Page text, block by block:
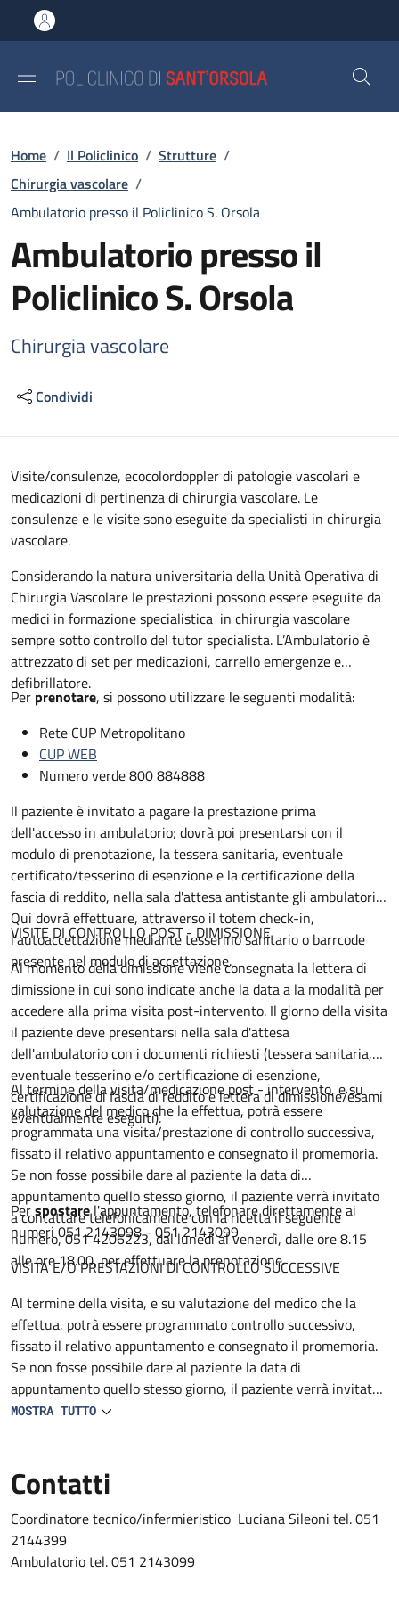
al contenuto principale
to footer content
Briciole di pane
Home / Il Policlinico / Strutture /
Chirurgia vascolare /
Ambulatorio presso il Policlinico S. Orsola
Ambulatorio presso il
Policlinico S. Orsola
Chirurgia vascolare
Condividi
Descrizione
Visite/consulenze, ecocolordoppler di patologie vascolari e
medicazioni di pertinenza di chirurgia vascolare. Le
consulenze e le visite sono eseguite da specialisti in chirurgia
vascolare.
Considerando la natura universitaria della Unità Operativa di
Chirurgia Vascolare le prestazioni possono essere eseguite da
medici in formazione specialistica in chirurgia vascolare
sempre sotto controllo del tutor specialista. L’Ambulatorio è
attrezzato di set per medicazioni, carrello emergenze e
defibrillatore.
Per prenotare, si possono utilizzare le seguenti modalità:
Rete CUP Metropolitano
CUP WEB
Numero verde 800 884888
Il paziente è invitato a pagare la prestazione prima
dell'accesso in ambulatorio; dovrà poi presentarsi con il
modulo di prenotazione, la tessera sanitaria, eventuale
certificato/tesserino di esenzione e la certificazione della
fascia di reddito, nella sala d'attesa antistante gli ambulatori.
Qui dovrà effettuare, attraverso il totem check-in,
l'autoaccettazione mediante tesserino sanitario o barrcode
presente nel modulo di accettazione.
VISITE DI CONTROLLO POST - DIMISSIONE
Al momento della dimissione viene consegnata la lettera di
dimissione in cui sono indicate anche la data a la modalità per
accedere alla prima visita post-intervento. Il giorno della visita
il paziente deve presentarsi nella sala d'attesa
dell'ambulatorio con i documenti richiesti (tessera sanitaria,
eventuale tesserino e/o certificazione di esenzione,
certificazione di fascia di reddito e lettera di dimissione/esami
eventualmente eseguiti).
Al termine della visita/medicazione post - intervento, e su
valutazione del medico che la effettua, potrà essere
programmata una visita/prestazione di controllo successiva,
fissato il relativo appuntamento e consegnato il promemoria.
Se non fosse possibile dare al paziente la data di
appuntamento quello stesso giorno, il paziente verrà invitato
a contattare telefonicamente con la ricetta il seguente
numero, 051 4206223, dal lunedì al venerdì, dalle ore 8.15
alle ore 18.00, per effettuare la prenotazione.
Perspostarel'appuntamento, telefonare direttamente ai
numeri 051 2143098 - 051 2143099
VISITA E/O PRESTAZIONI DI CONTROLLO SUCCESSIVE
Al termine della visita, e su valutazione del medico che la
effettua, potrà essere programmato controllo successivo,
fissato il relativo appuntamento e consegnato il promemoria.
Se non fosse possibile dare al paziente la data di
appuntamento quello stesso giorno, il paziente verrà invitato
a contattare telefonicamente con la ricetta il seguente
MOSTRA TUTTO
Contatti
Coordinatore tecnico/infermieristico Luciana Sileoni tel. 051
2144399
Ambulatorio tel. 051 2143099